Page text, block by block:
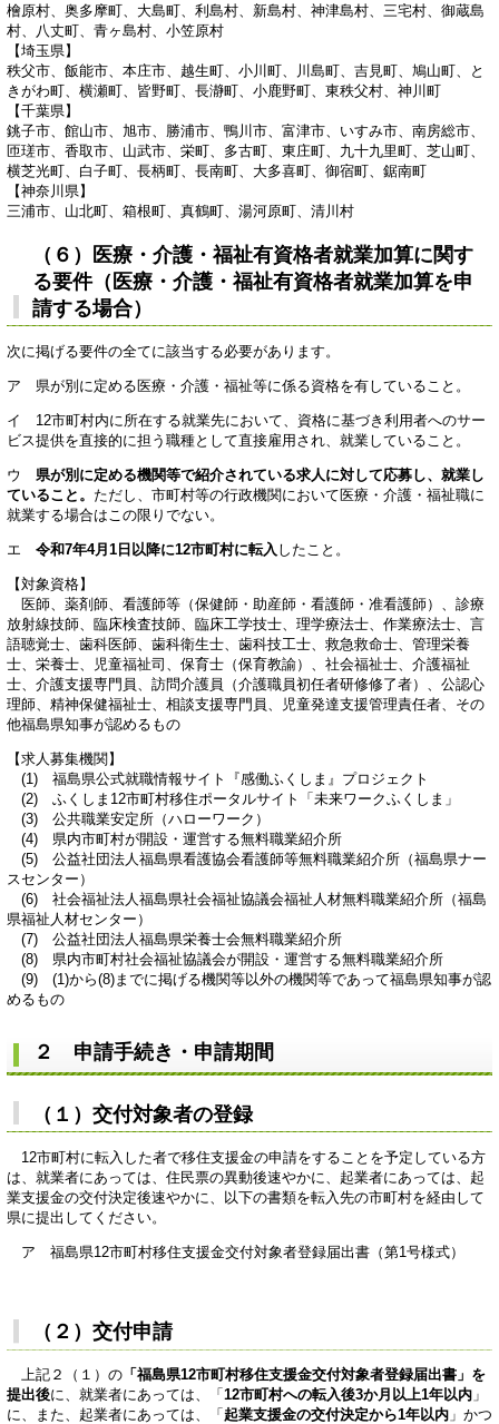
檜原村、奥多摩町、大島町、利島村、新島村、神津島村、三宅村、御蔵島
村、八丈町、青ヶ島村、小笠原村
【埼玉県】
秩父市、飯能市、本庄市、越生町、小川町、川島町、吉見町、鳩山町、と
きがわ町、横瀬町、皆野町、長瀞町、小鹿野町、東秩父村、神川町
【千葉県】
銚子市、館山市、旭市、勝浦市、鴨川市、富津市、いすみ市、南房総市、
匝瑳市、香取市、山武市、栄町、多古町、東庄町、九十九里町、芝山町、
横芝光町、白子町、長柄町、長南町、大多喜町、御宿町、鋸南町
【神奈川県】
三浦市、山北町、箱根町、真鶴町、湯河原町、清川村
（６）医療・介護・福祉有資格者就業加算に関す
る要件（医療・介護・福祉有資格者就業加算を申
請する場合）
次に掲げる要件の全てに該当する必要があります。
ア 県が別に定める医療・介護・福祉等に係る資格を有していること。
イ 12市町村内に所在する就業先において、資格に基づき利用者へのサー
ビス提供を直接的に担う職種として直接雇用され、就業していること。
ウ 県が別に定める機関等で紹介されている求人に対して応募し、就業し
ていること。 ただし、市町村等の行政機関において医療・介護・福祉職に
就業する場合はこの限りでない。
エ 令和7年4月1日以降に12市町村に転入 したこと。
【対象資格】
医師、薬剤師、看護師等（保健師・助産師・看護師・准看護師）、診療
放射線技師、臨床検査技師、臨床工学技士、理学療法士、作業療法士、言
語聴覚士、歯科医師、歯科衛生士、歯科技工士、救急救命士、管理栄養
士、栄養士、児童福祉司、保育士（保育教諭）、社会福祉士、介護福祉
士、介護支援専門員、訪問介護員（介護職員初任者研修修了者）、公認心
理師、精神保健福祉士、相談支援専門員、児童発達支援管理責任者、その
他福島県知事が認めるもの
【求人募集機関】
(1) 福島県公式就職情報サイト『感働ふくしま』プロジェクト
(2) ふくしま12市町村移住ポータルサイト「未来ワークふくしま」
(3) 公共職業安定所（ハローワーク）
(4) 県内市町村が開設・運営する無料職業紹介所
(5) 公益社団法人福島県看護協会看護師等無料職業紹介所（福島県ナー
スセンター）
(6) 社会福祉法人福島県社会福祉協議会福祉人材無料職業紹介所（福島
県福祉人材センター）
(7) 公益社団法人福島県栄養士会無料職業紹介所
(8) 県内市町村社会福祉協議会が開設・運営する無料職業紹介所
(9) (1)から(8)までに掲げる機関等以外の機関等であって福島県知事が認
めるもの
２ 申請手続き・申請期間
（１）交付対象者の登録
12市町村に転入した者で移住支援金の申請をすることを予定している方
は、就業者にあっては、住民票の異動後速やかに、起業者にあっては、起
業支援金の交付決定後速やかに、以下の書類を転入先の市町村を経由して
県に提出してください。
ア 福島県12市町村移住支援金交付対象者登録届出書（第1号様式）
（２）交付申請
上記２（１）の 「福島県12市町村移住支援金交付対象者登録届出書」を
提出後に、就業者にあっては、「 12市町村への転入後3か月以上1年以内 」
に、また、起業者にあっては、「 起業支援金の交付決定から1年以内 」かつ